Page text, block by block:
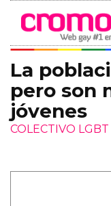
La
pero son
jóvenes
COLECTIVO LGBT